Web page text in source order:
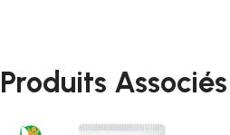
Produits Associés